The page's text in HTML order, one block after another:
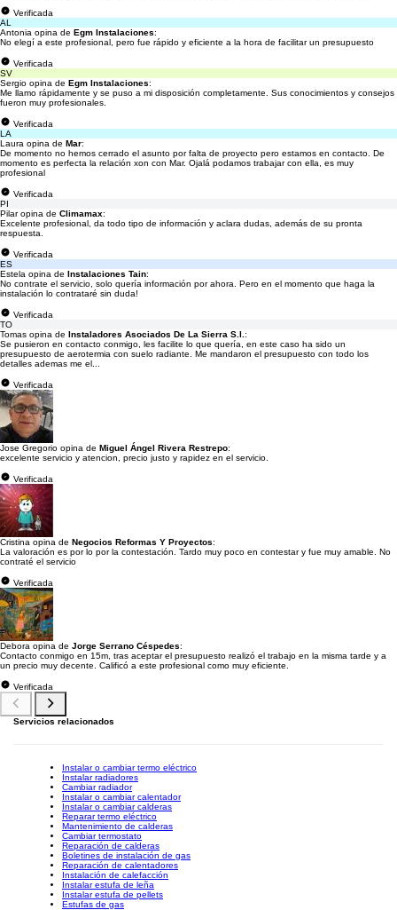
Verificada
AL
Antonia opina de Egm Instalaciones:
No elegí a este profesional, pero fue rápido y eficiente a la hora de facilitar un presupuesto
Verificada
SV
Sergio opina de Egm Instalaciones:
Me llamo rápidamente y se puso a mi disposición completamente. Sus conocimientos y consejos
fueron muy profesionales.
Verificada
LA
Laura opina de Mar:
De momento no hemos cerrado el asunto por falta de proyecto pero estamos en contacto. De
momento es perfecta la relación xon con Mar. Ojalá podamos trabajar con ella, es muy
profesional
Verificada
PI
Pilar opina de Climamax:
Excelente profesional, da todo tipo de información y aclara dudas, además de su pronta
respuesta.
Verificada
ES
Estela opina de Instalaciones Tain:
No contrate el servicio, solo quería información por ahora. Pero en el momento que haga la
instalación lo contrataré sin duda!
Verificada
TO
Tomas opina de Instaladores Asociados De La Sierra S.l. :
Se pusieron en contacto conmigo, les facilite lo que quería, en este caso ha sido un
presupuesto de aerotermia con suelo radiante. Me mandaron el presupuesto con todo los
detalles ademas me el...
Verificada
Jose Gregorio opina de Miguel Ángel Rivera Restrepo:
excelente servicio y atencion, precio justo y rapidez en el servicio.
Verificada
Cristina opina de Negocios Reformas Y Proyectos:
La valoración es por lo por la contestación. Tardo muy poco en contestar y fue muy amable. No
contraté el servicio
Verificada
Debora opina de Jorge Serrano Céspedes:
Contacto conmigo en 15m, tras aceptar el presupuesto realizó el trabajo en la misma tarde y a
un precio muy decente. Calificó a este profesional como muy eficiente.
Verificada
Servicios relacionados
Instalar o cambiar termo eléctrico
Instalar radiadores
Cambiar radiador
Instalar o cambiar calentador
Instalar o cambiar calderas
Reparar termo eléctrico
Mantenimiento de calderas
Cambiar termostato
Reparación de calderas
Boletines de instalación de gas
Reparación de calentadores
Instalación de calefacción
Instalar estufa de leña
Instalar estufa de pellets
Estufas de gas